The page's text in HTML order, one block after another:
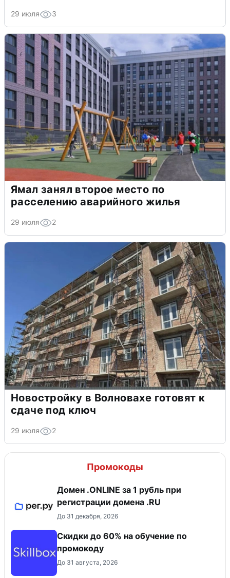
29 июля 3
Ямал занял второе место по
расселению аварийного жилья
29 июля 2
Новостройку в Волновахе готовят к
сдаче под ключ
29 июля 2
Промокоды
Домен .ONLINE за 1 рубль при
регистрации домена .RU
До 31 декабря, 2026
Скидки до 60% на обучение по
промокоду
До 31 августа, 2026